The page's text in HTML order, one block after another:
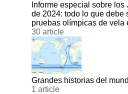
Informe especial sobre
de 2024: todo lo que debe
pruebas olímpicas de vela
30 article
Grandes historias del
1 article